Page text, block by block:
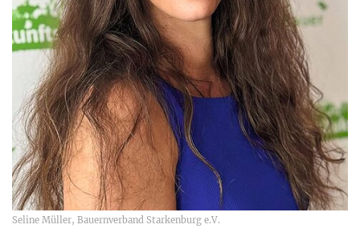
Seline Müller, Bauernverband Starkenburg e.V.